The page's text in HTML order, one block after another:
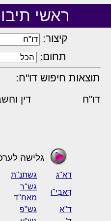
ראשי
קיצור:
תחום:
תוצאות חיפוש דו"ח:
דו"ח דין
גלישה
דא"ג גשתנ"ת
דַּאבְּי"וּ
גש"ר
מאח"ד
ד"א גש"פ